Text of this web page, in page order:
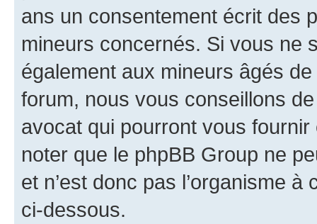
ans un consentement écrit des
mineurs concernés. Si vous ne
également aux mineurs âgés
forum, nous vous conseillons
avocat qui pourront vous
noter que le phpBB Group ne
et n’est donc pas l’organisme
ci-dessous.